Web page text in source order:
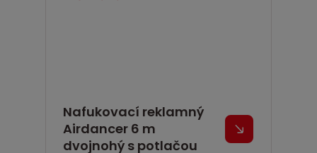
Nafukovací reklamný
Airdancer 6 m
dvojnohý s potlačou